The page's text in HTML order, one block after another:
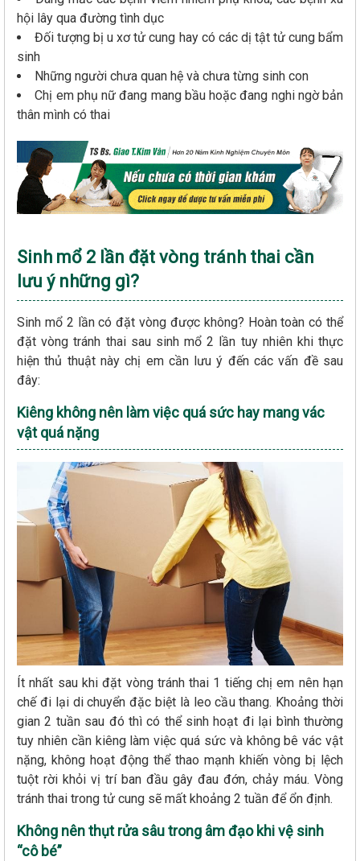
hội lây qua đường tình dục
Đối tượng bị u xơ tử cung hay có các dị tật tử cung bẩm
sinh
Những người chưa quan hệ và chưa từng sinh con
Chị em phụ nữ đang mang bầu hoặc đang nghi ngờ bản
thân mình có thai
Sinh mổ 2 lần đặt vòng tránh thai cần
lưu ý những gì?
Sinh mổ 2 lần có đặt vòng được không? Hoàn toàn có thể
đặt vòng tránh thai sau sinh mổ 2 lần tuy nhiên khi thực
hiện thủ thuật này chị em cần lưu ý đến các vấn đề sau
đây:
Kiêng không nên làm việc quá sức hay mang vác
vật quá nặng
Ít nhất sau khi đặt vòng tránh thai 1 tiếng chị em nên hạn
chế đi lại di chuyển đặc biệt là leo cầu thang. Khoảng thời
gian 2 tuần sau đó thì có thể sinh hoạt đi lại bình thường
tuy nhiên cần kiêng làm việc quá sức và không bê vác vật
nặng, không hoạt động thể thao mạnh khiến vòng bị lệch
tuột rời khỏi vị trí ban đầu gây đau đớn, chảy máu. Vòng
tránh thai trong tử cung sẽ mất khoảng 2 tuần để ổn định.
Không nên thụt rửa sâu trong âm đạo khi vệ sinh
“cô bé”